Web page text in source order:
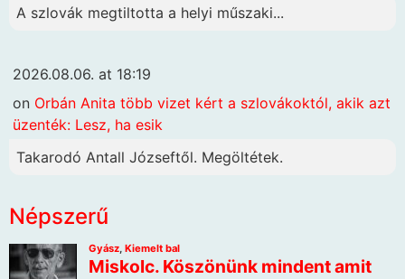
A szlovák megtiltotta a helyi műszaki...
2026.08.06. at 18:19
on Orbán Anita több vizet kért a szlovákoktól, akik azt
üzenték: Lesz, ha esik
Takarodó Antall Józseftől. Megöltétek.
Népszerű